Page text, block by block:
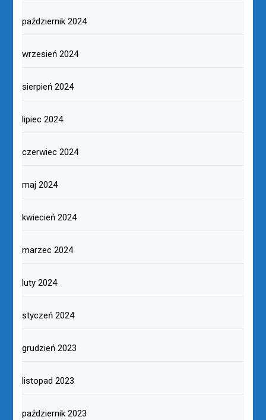
październik 2024
wrzesień 2024
sierpień 2024
lipiec 2024
czerwiec 2024
maj 2024
kwiecień 2024
marzec 2024
luty 2024
styczeń 2024
grudzień 2023
listopad 2023
październik 2023